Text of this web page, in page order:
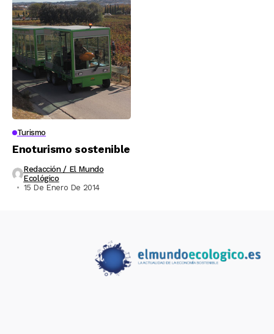
Turismo
Enoturismo sostenible
Redacción / El Mundo
Ecológico
15 De Enero De 2014